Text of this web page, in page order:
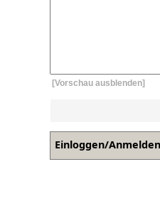
[Vorschau ausblenden]